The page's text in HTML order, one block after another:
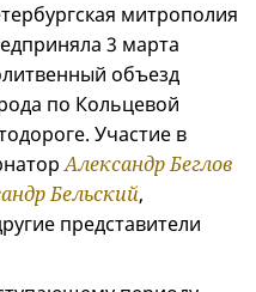
митрополия
3 марта
объезд
по Кольцевой
Участие в
Александр Беглов
Бельский,
представители